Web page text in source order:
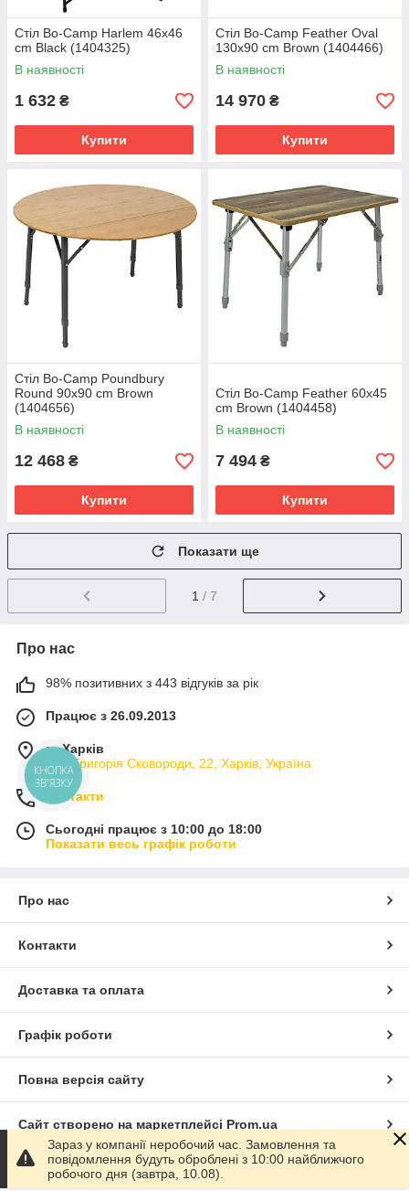
Стіл Bo-Camp Harlem 46x46
cm Black (1404325)
В наявності
1 632 ₴
Купити
Стіл Bo-Camp Feather Oval
130x90 cm Brown (1404466)
В наявності
14 970 ₴
Купити
Стіл Bo-Camp Poundbury
Round 90x90 cm Brown
(1404656)
В наявності
12 468 ₴
Купити
Стіл Bo-Camp Feather 60x45
cm Brown (1404458)
В наявності
7 494 ₴
Купити
Показати ще
1 / 7
Про нас
98% позитивних з 443 відгуків за рік
Працює з 26.09.2013
м. Харків
вул. Григорія Сковороди, 22, Харків, Україна
Контакти
Сьогодні працює з 10:00 до 18:00
Показати весь графік роботи
Про нас
Контакти
Доставка та оплата
Графік роботи
Повна версія сайту
Сайт створено на маркетплейсі Prom.ua
Політика конфіденційності
Зараз у компанії неробочий час. Замовлення та
повідомлення будуть оброблені з 10:00 найближчого
робочого дня (завтра, 10.08).
КНОПКА
ЗВ'ЯЗКУ